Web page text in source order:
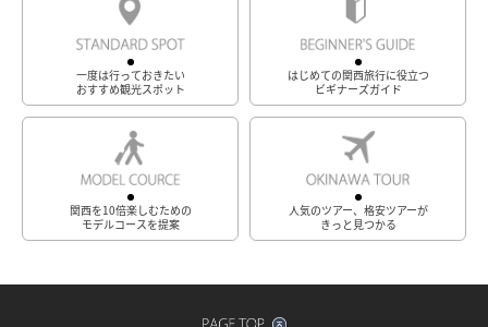
一度は行っておきたい
おすすめ観光スポット
はじめての関西旅行に役立つ
ビギナーズガイド
関西を10倍楽しむための
モデルコースを提案
人気のツアー、格安ツアーが
きっと見つかる